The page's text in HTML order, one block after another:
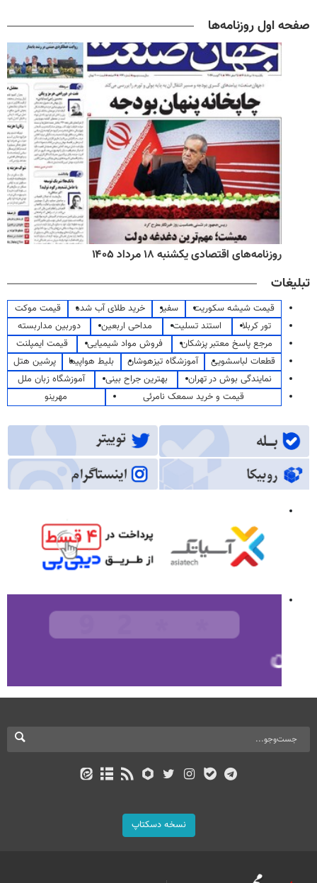
صفحه اول روزنامه‌ها
روزنامه‌های اقتصادی یکشنبه ۱۸ مرداد ۱۴۰۵
تبلیغات
قیمت شیشه سکوریت سفیر خرید طلای آب شده
قیمت موکت
تور کربلا
استند تسلیت مداحی اربعین
دوربین مداربسته
مرجع پاسخ معتبر پزشکان
فروش مواد شیمیایی
قیمت ایمپلنت
قطعات لباسشویی
آموزشگاه تیزهوشان بلیط هواپیما
پرشین هتل
نمایندگی بوش در تهران
بهترین جراح بینی
آموزشگاه زبان ملل
قیمت و خرید سمعک نامرئی
مهرینو
نسخه دسکتاپ